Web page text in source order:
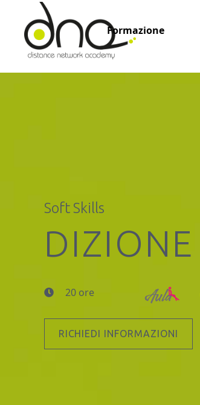
Formazione
Soft Skills
20 ore
RICHIEDI INFORMAZIONI